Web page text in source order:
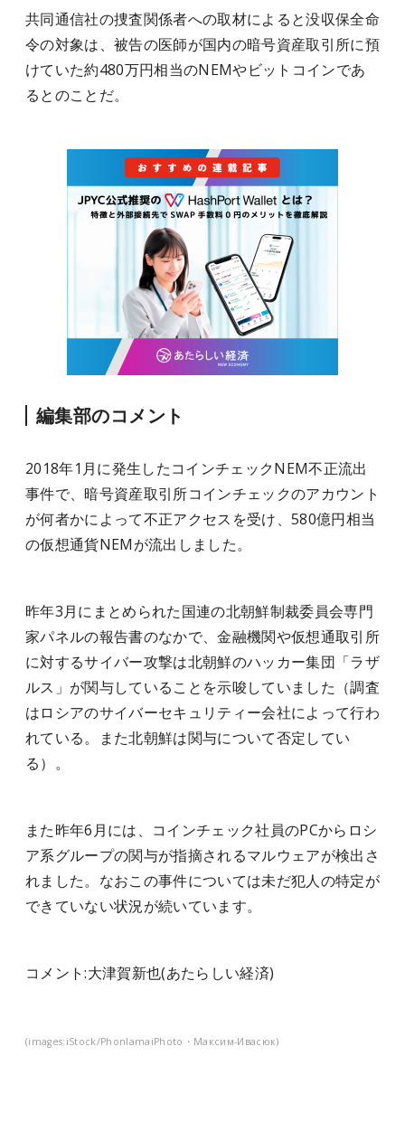
共同通信社の捜査関係者への取材によると没収保全命
令の対象は、被告の医師が国内の暗号資産取引所に預
けていた約480万円相当のNEMやビットコインであ
るとのことだ。
編集部のコメント
2018年1月に発生したコインチェックNEM不正流出
事件で、暗号資産取引所コインチェックのアカウント
が何者かによって不正アクセスを受け、580億円相当
の仮想通貨NEMが流出しました。
昨年3月にまとめられた国連の北朝鮮制裁委員会専門
家パネルの報告書のなかで、金融機関や仮想通取引所
に対するサイバー攻撃は北朝鮮のハッカー集団「ラザ
ルス」が関与していることを示唆していました（調査
はロシアのサイバーセキュリティー会社によって行わ
れている。また北朝鮮は関与について否定してい
る）。
また昨年6月には、コインチェック社員のPCからロシ
ア系グループの関与が指摘されるマルウェアが検出さ
れました。なおこの事件については未だ犯人の特定が
できていない状況が続いています。
コメント:大津賀新也(あたらしい経済)
(images:iStock/PhonlamaiPhoto・Максим-Ивасюк)